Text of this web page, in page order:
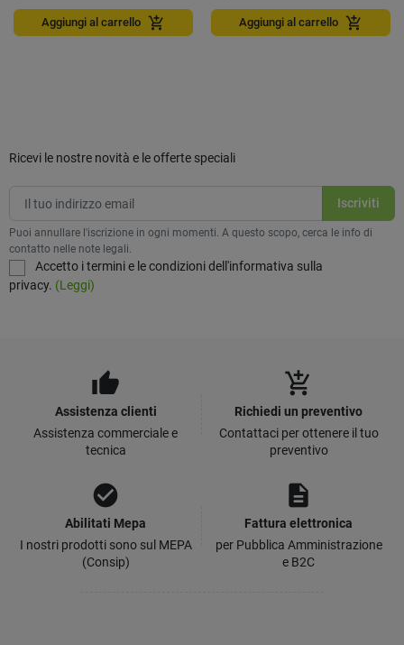
Aggiungi al carrello add_shopping_cart Aggiungi al carrello add_shopping_cart
Ricevi le nostre novità e le offerte speciali
Puoi annullare l'iscrizione in ogni momenti. A questo scopo, cerca le info di
contatto nelle note legali.
Accetto i termini e le condizioni dell'informativa sulla
privacy. (Leggi)
thumb_up
Assistenza clienti
Assistenza commerciale e
tecnica
add_shopping_cart
Richiedi un preventivo
Contattaci per ottenere il tuo
preventivo
check_circle
Abilitati Mepa
I nostri prodotti sono sul MEPA
(Consip)
description
Fattura elettronica
per Pubblica Amministrazione
e B2C